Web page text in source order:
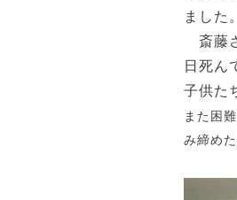
ました。
斎藤
日死ん
子供た
また困
み締め